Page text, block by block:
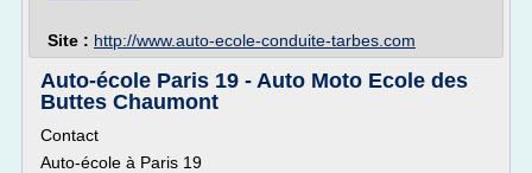
Site : http://www.auto-ecole-conduite-tarbes.com
Auto-école Paris 19 - Auto Moto Ecole des
Buttes Chaumont
Contact
Auto-école à Paris 19